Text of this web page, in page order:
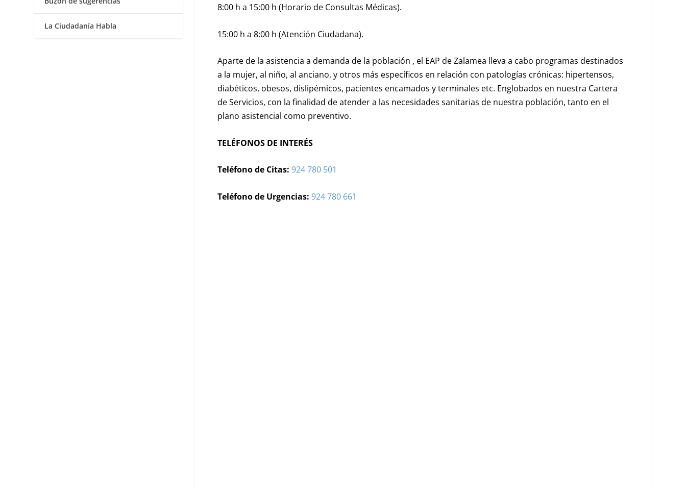
8:00 h a 15:00 h (Horario de Consultas Médicas).
15:00 h a 8:00 h (Atención Ciudadana).
Aparte de la asistencia a demanda de la población , el EAP de Zalamea lleva a cabo programas destinados
a la mujer, al niño, al anciano, y otros más específicos en relación con patologías crónicas: hipertensos,
diabéticos, obesos, dislipémicos, pacientes encamados y terminales etc. Englobados en nuestra Cartera
de Servicios, con la finalidad de atender a las necesidades sanitarias de nuestra población, tanto en el
plano asistencial como preventivo.
TELÉFONOS DE INTERÉS
Teléfono de Citas: 924 780 501
Teléfono de Urgencias: 924 780 661
La Ciudadanía Habla